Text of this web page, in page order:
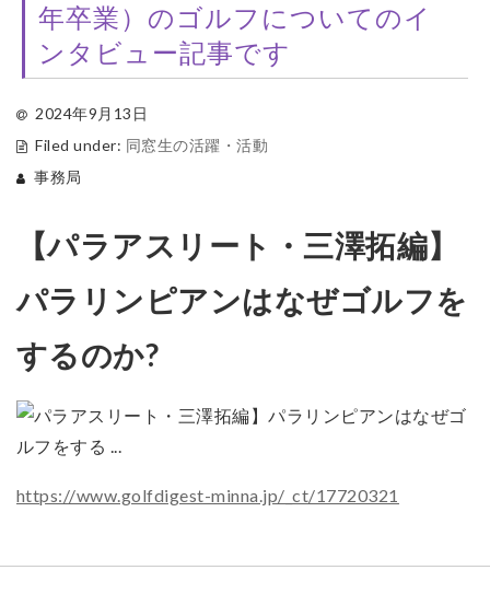
年卒業）のゴルフについてのイ
ンタビュー記事です
2024年9月13日
Filed under: 同窓生の活躍・活動
事務局
【パラアスリート・三澤拓編】
パラリンピアンはなぜゴルフを
するのか?
https://www.golfdigest-minna.jp/_ct/17720321